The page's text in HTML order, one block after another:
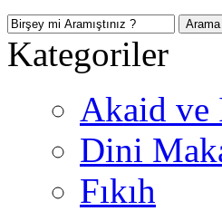
Kategoriler
Akaid ve
Dini
Fıkıh